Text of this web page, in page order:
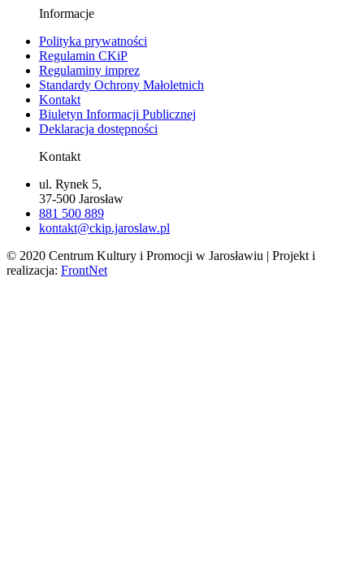
Informacje
Polityka prywatności
Regulamin CKiP
Regulaminy imprez
Standardy Ochrony Małoletnich
Kontakt
Biuletyn Informacji Publicznej
Deklaracja dostępności
Kontakt
ul. Rynek 5,
37-500 Jarosław
881 500 889
kontakt@ckip.jaroslaw.pl
© 2020 Centrum Kultury i Promocji w Jarosławiu | Projekt i
realizacja: FrontNet